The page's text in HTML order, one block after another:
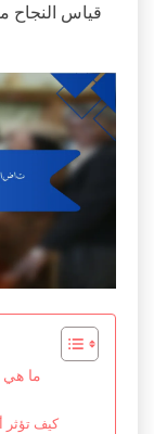
قياس النجاح
ما هي
كيف تؤثر